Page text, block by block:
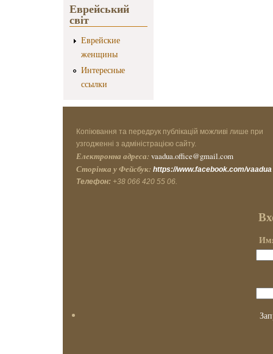
Еврейський
світ
Еврейские
женщины
Интересные
ссылки
Копіювання та передрук публікацій можливі лише при
узгодженні з адміністрацією сайту.
Електронна адреса: vaadua.office@gmail.com
Сторінка у Фейсбук: https://www.facebook.com/vaadua
Телефон: +38 066 420 55 06.